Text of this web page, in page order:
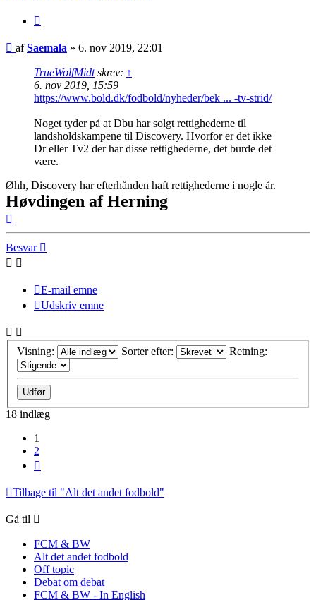
Indlæg
afSaemala » 6. nov 2019, 22:01
TrueWolfMidtskrev: ↑
6. nov 2019, 15:59
https://www.bold.dk/fodbold/nyheder/bek ... -tv-strid/
Noget tyder på at Dbu har solgt rettighederne til
landsholdskampene til Discovery. Hvorfor er det ikke
Dr eller Tv2 der har disse rettighederne, det burde det
være.
Øhh, Discovery har efterhånden haft rettighederne i nogle år.
Høvdingen af Herning
Besvar
E-mail emne
Udskriv emne
Visning: Sorter efter: Retning:
18 indlæg
1
2
Tilbage til "Alt det andet fodbold"
Gå til
FCM & BW
Alt det andet fodbold
Off topic
Debat om debat
FCM & BW - In English